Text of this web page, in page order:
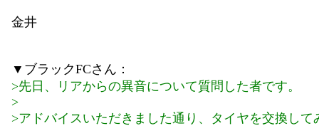
金井
▼ブラックFCさん：
>先日、リアからの異音について質問した者です。
>
>アドバイスいただきました通り、タイヤを交換して